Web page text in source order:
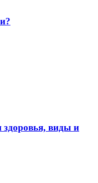
здоровья, виды и